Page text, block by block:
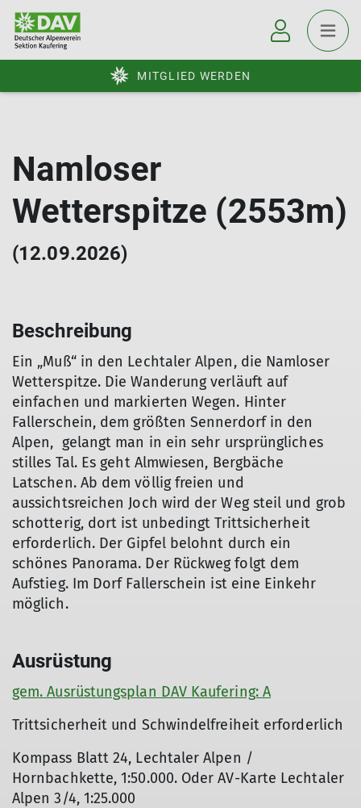
MITGLIED WERDEN
Namloser
Wetterspitze (2553m)
(12.09.2026)
Beschreibung
Ein „Muß“ in den Lechtaler Alpen, die Namloser
Wetterspitze. Die Wanderung verläuft auf
einfachen und markierten Wegen. Hinter
Fallerschein, dem größten Sennerdorf in den
Alpen, gelangt man in ein sehr ursprüngliches
stilles Tal. Es geht Almwiesen, Bergbäche
Latschen. Ab dem völlig freien und
aussichtsreichen Joch wird der Weg steil und grob
schotterig, dort ist unbedingt Trittsicherheit
erforderlich. Der Gipfel belohnt durch ein
schönes Panorama. Der Rückweg folgt dem
Aufstieg. Im Dorf Fallerschein ist eine Einkehr
möglich.
Ausrüstung
gem. Ausrüstungsplan DAV Kaufering: A
Trittsicherheit und Schwindelfreiheit erforderlich
Kompass Blatt 24, Lechtaler Alpen /
Hornbachkette, 1:50.000. Oder AV-Karte Lechtaler
Alpen 3/4, 1:25.000